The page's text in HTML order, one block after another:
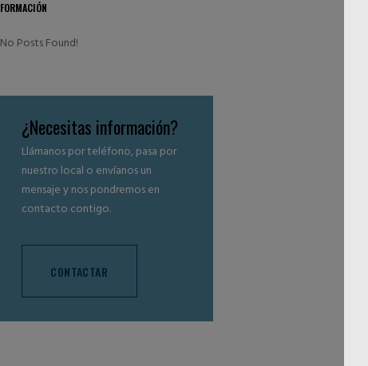
FORMACIÓN
No Posts Found!
¿Necesitas información?
Llámanos por teléfono, pasa por
nuestro local o envíanos un
mensaje y nos pondremos en
contacto contigo.
CONTACTAR